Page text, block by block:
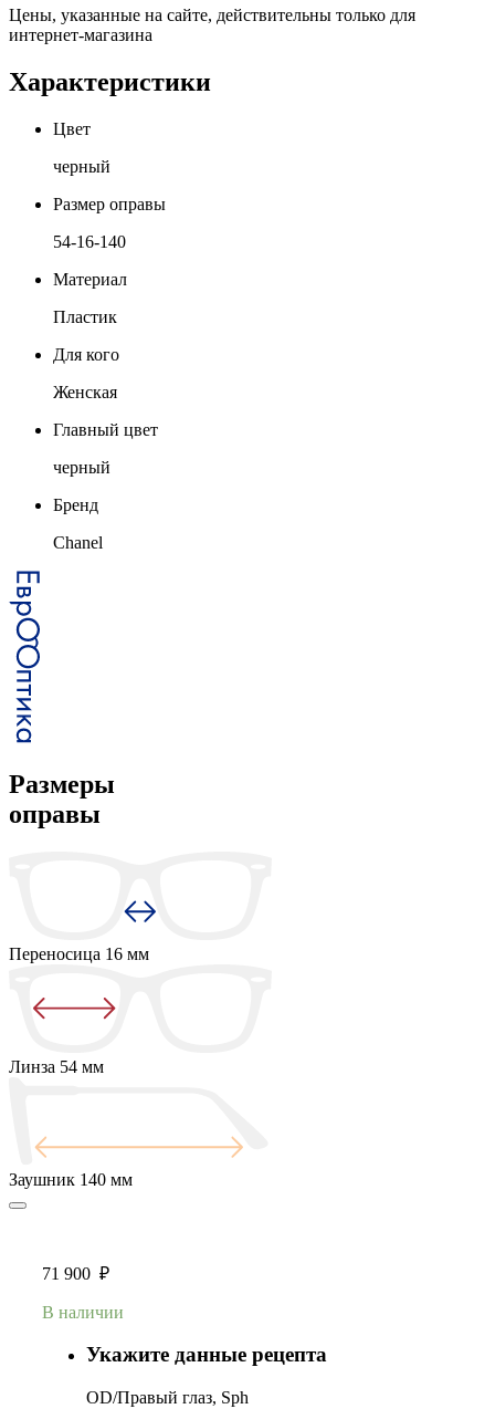
Цены, указанные на сайте, действительны только для
интернет-магазина
Характеристики
Цвет
черный
Размер оправы
54-16-140
Материал
Пластик
Для кого
Женская
Главный цвет
черный
Бренд
Chanel
Размеры
оправы
Переносица 16 мм
Линза 54 мм
Заушник 140 мм
71 900 ₽
В наличии
Укажите данные рецепта
OD/Правый глаз, Sph